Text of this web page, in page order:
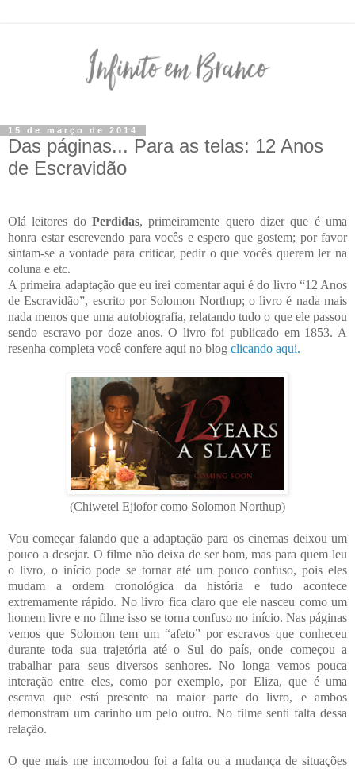
15 de março de 2014
Das páginas... Para as telas: 12 Anos
de Escravidão
Olá leitores do Perdidas, primeiramente quero dizer que é uma
honra estar escrevendo para vocês e espero que gostem; por favor
sintam-se a vontade para criticar, pedir o que vocês querem ler na
coluna e etc.
A primeira adaptação que eu irei comentar aqui é do livro “12 Anos
de Escravidão”, escrito por Solomon Northup; o livro é nada mais
nada menos que uma autobiografia, relatando tudo o que ele passou
sendo escravo por doze anos. O livro foi publicado em 1853. A
resenha completa você confere aqui no blog clicando aqui.
(Chiwetel Ejiofor como Solomon Northup)
Vou começar falando que a adaptação para os cinemas deixou um
pouco a desejar. O filme não deixa de ser bom, mas para quem leu
o livro, o início pode se tornar até um pouco confuso, pois eles
mudam a ordem cronológica da história e tudo acontece
extremamente rápido. No livro fica claro que ele nasceu como um
homem livre e no filme isso se torna confuso no início. Nas páginas
vemos que Solomon tem um “afeto” por escravos que conheceu
durante toda sua trajetória até o Sul do país, onde começou a
trabalhar para seus diversos senhores. No longa vemos pouca
interação entre eles, como por exemplo, por Eliza, que é uma
escrava que está presente na maior parte do livro, e ambos
demonstram um carinho um pelo outro. No filme senti falta dessa
relação.
O que mais me incomodou foi a falta ou a mudança de situações